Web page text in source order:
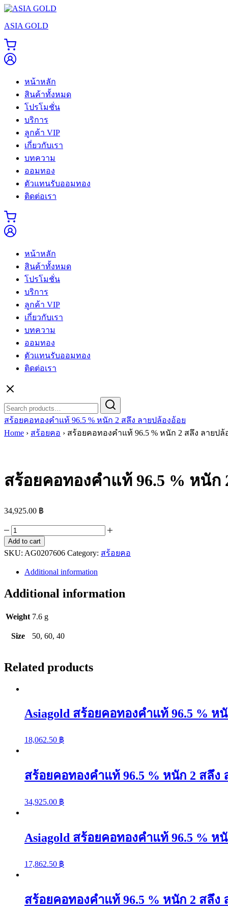
Skip
content
ASIA GOLD
หน้าหลัก
สินค้าทั้งหมด
โปรโมชั่น
บริการ
ลูกค้า VIP
เกี่ยวกับเรา
บทความ
ออมทอง
ตัวแทนรับออมทอง
ติดต่อเรา
หน้าหลัก
สินค้าทั้งหมด
โปรโมชั่น
บริการ
ลูกค้า VIP
เกี่ยวกับเรา
บทความ
ออมทอง
ตัวแทนรับออมทอง
ติดต่อเรา
for:
สร้อยคอทองคำแท้ 96.5 % หนัก 2 สลึง ลายปล้องอ้อย
Home › สร้อยคอ › สร้อยคอทองคำแท้ 96.5 % หนัก 2 สลึง ลายปล้
สร้อยคอทองคำแท้ 96.5 % หนัก
34,925.00 ฿
สร้อย
คอ
ทองคำ
แท้
%
หนัก
สลึง
ลาย
quantity
Add to cart
SKU: AG0207606 Category: สร้อยคอ
Additional information
Additional information
Weight 7.6 g
Size 50, 60, 40
Related products
Asiagold สร้อยคอทองคำแท้ 96.5 % ห
18,062.50 ฿
สร้อยคอทองคำแท้ 96.5 % หนัก 2 สลึง
34,925.00 ฿
Asiagold สร้อยคอทองคำแท้ 96.5 % ห
17,862.50 ฿
สร้อยคอทองคำแท้ 96.5 % หนัก 2 สลึง